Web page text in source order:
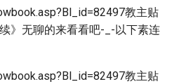
教主贴
》无聊的来看看吧-_-以下素连
教主贴